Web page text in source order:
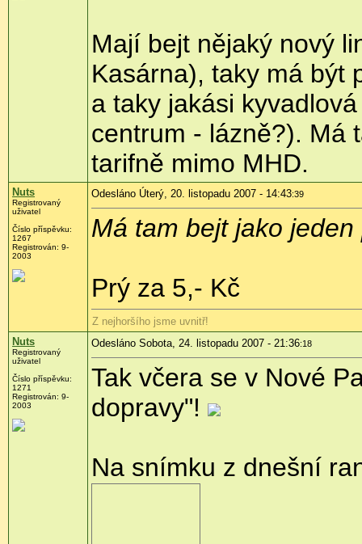
Mají bejt nějaký nový
Kasárna), taky má být
a taky jakási
centrum - lázně?). Má
tarifně mimo MHD.
Nuts
Registrovaný
uživatel
Číslo příspěvku:
1267
Registrován: 9-
2003
Odesláno Úterý, 20. listopadu 2007 - 14:43:39
Má tam bejt jako
Prý za 5,- Kč
Z nejhoršího jsme uvnitř!
Nuts
Registrovaný
uživatel
Číslo příspěvku:
1271
Registrován: 9-
2003
Odesláno Sobota, 24. listopadu 2007 - 21:36:18
Tak včera se v Nové
dopravy"!
Na snímku z dnešní